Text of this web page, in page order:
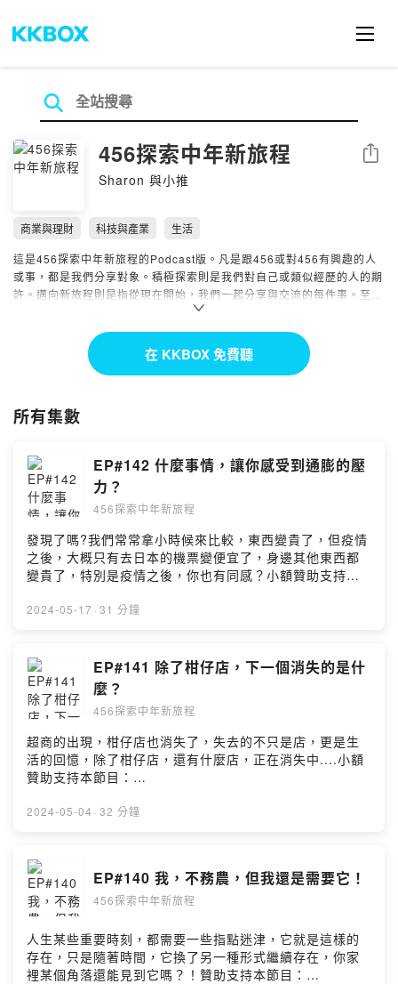
456探索中年新旅程
Sharon 與小推
分享
商業與理財 科技與產業
生活
這是456探索中年新旅程的Podcast版。凡是跟456或對456有興趣的人
或事，都是我們分享對象。積極探索則是我們對自己或類似經歷的人的期
許。邁向新旅程則是指從現在開始，我們一起分享與交流的每件事。至於
456是什麼？年紀？世代？年次？中年？標籤？….就看你如何定義了！
https://pay.firstory.me/user/456awesome
456探索中年新旅程官網
https://456awesome.com/
https://www.facebook.com/456awesome
Powered by Firstory Hosting
在 KKBOX 免費聽
所有集數
EP#142 什麼事情，讓你感受到通膨的壓
力？
456探索中年新旅程
發現了嗎?我們常常拿小時候來比較，東西變貴了，但疫情
之後，大概只有去日本的機票變便宜了，身邊其他東西都
變貴了，特別是疫情之後，你也有同感？小額贊助支持本
https://open.firstory.me/user/ckf2ivi5qbqto0839w8gx
a24n/comments若有任何需要與我們聯繫的請寄 :
456service@ontheyx.comFB:https://www.facebook.co
m/456awesomePowered by Firstory Hosting
2024-05-17 · 31 分鐘
EP#141 除了柑仔店，下一個消失的是什
麼？
456探索中年新旅程
超商的出現，柑仔店也消失了，失去的不只是店，更是生
活的回憶，除了柑仔店，還有什麼店，正在消失中....小額
贊助支持本節目：
a24n留言告訴我你對這一集的想法：
456service@ontheyx.comFB:https://www.facebook.co
m/456awesomePowered by Firstory Hosting
2024-05-04 · 32 分鐘
EP#140 我，不務農，但我還是需要它！
456探索中年新旅程
人生某些重要時刻，都需要一些指點迷津，它就是這樣的
存在，只是隨著時間，它換了另一種形式繼續存在，你家
裡某個角落還能見到它嗎？！贊助支持本節目：